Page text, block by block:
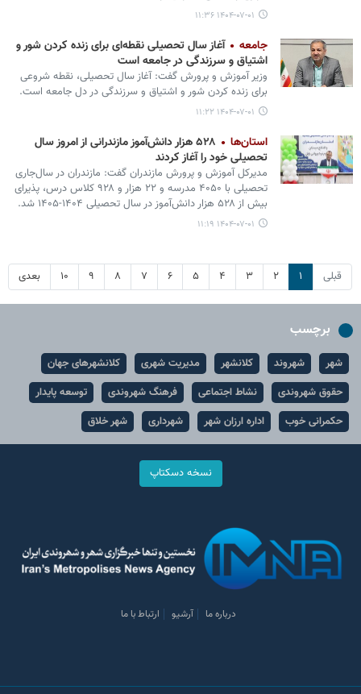
۱۴۰۴-۰۷-۰۱ ۱۱:۳۶
جامعه
آغاز سال تحصیلی نقطه‌ای برای زنده کردن شور و
اشتیاق و سرزندگی در جامعه است
وزیر آموزش و پرورش گفت: آغاز سال تحصیلی، نقطه شروعی
برای زنده کردن شور و اشتیاق و سرزندگی در دل جامعه است.
۱۴۰۴-۰۷-۰۱ ۱۱:۲۲
استان‌ها
۵۲۸ هزار دانش‌آموز مازندرانی از امروز سال
تحصیلی خود را آغاز کردند
مدیرکل آموزش و پرورش مازندران گفت: مازندران در سال‌جاری
تحصیلی با ۴۰۵۰ مدرسه و ۲۲ هزار و ۹۲۸ کلاس درس، پذیرای
بیش از ۵۲۸ هزار دانش‌آموز در سال تحصیلی ۱۴۰۴-۱۴۰۵ شد.
۱۴۰۴-۰۷-۰۱ ۱۱:۱۹
قبلی ۱ ۲ ۳ ۴ ۵ ۶ ۷ ۸ ۹ ۱۰ بعدی
برچسب
شهر شهروند کلانشهر مدیریت شهری
کلانشهرهای جهان
حقوق شهروندی
نشاط اجتماعی فرهنگ شهروندی
توسعه پایدار
حکمرانی خوب
اداره ارزان شهر شهرداری شهر خلاق
نسخه دسکتاپ
درباره ما آرشیو ارتباط با ما